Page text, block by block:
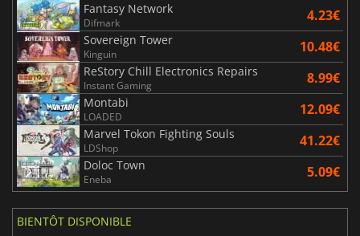
Fantasy Network
Difmark 4.23€
Sovereign Tower
Kinguin 10.48€
ReStory Chill Electronics Repairs
Instant Gaming 8.99€
Montabi
LOADED 12.09€
Marvel Tokon Fighting Souls
LDShop 41.22€
Doloc Town
Eneba 5.09€
BIENTÔT DISPONIBLE